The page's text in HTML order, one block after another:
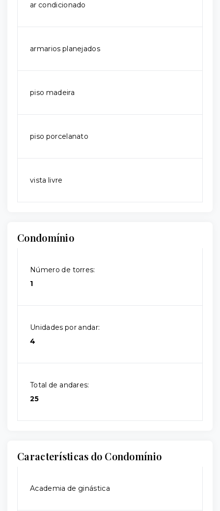
ar condicionado
armarios planejados
piso madeira
piso porcelanato
vista livre
Condomínio
Número de torres:
1
Unidades por andar:
4
Total de andares:
25
Características do Condomínio
Academia de ginástica